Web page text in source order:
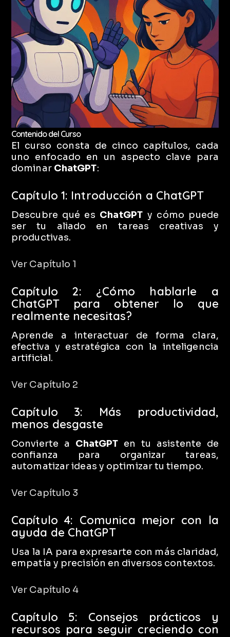
Contenido del Curso
El curso consta de cinco capítulos, cada
uno enfocado en un aspecto clave para
dominar ChatGPT:
Capítulo 1: Introducción a ChatGPT
Descubre qué es ChatGPT y cómo puede
ser tu aliado en tareas creativas y
productivas.
Ver Capítulo 1
Capítulo 2: ¿Cómo hablarle a
ChatGPT para obtener lo que
realmente necesitas?
Aprende a interactuar de forma clara,
efectiva y estratégica con la inteligencia
artificial.
Ver Capítulo 2
Capítulo 3: Más productividad,
menos desgaste
Convierte a ChatGPT en tu asistente de
confianza para organizar tareas,
automatizar ideas y optimizar tu tiempo.
Ver Capítulo 3
Capítulo 4: Comunica mejor con la
ayuda de ChatGPT
Usa la IA para expresarte con más claridad,
empatía y precisión en diversos contextos.
Ver Capítulo 4
Capítulo 5: Consejos prácticos y
recursos para seguir creciendo con